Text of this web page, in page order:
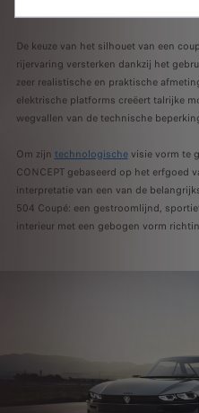
De keuze van het silhouet van een
rijervaring versterken dankzij het
zeer realistische en praktische
elektrische platforms creëert talrijke
wegvallen van de technische
Om zijn technologischevisie vorm te
CONCEPT gebaseerd op het erfgoed
interpretatie van een van de
504 Coupé: een gestroomlijnd,
interieur met een gebogen vorm